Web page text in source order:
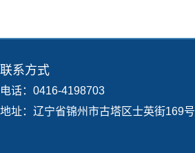
联系方式
电话：0416-4198703
地址：辽宁省锦州市古塔区士英街169号